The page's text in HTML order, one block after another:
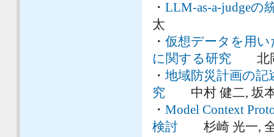
・ LLM-as-a-judgeの
太
・ 仮想データを用
に関する研究 北
・ 地域防災計画の記
究 中村 健二, 坂本
・ Model Context
検討 杉崎 光一, 全